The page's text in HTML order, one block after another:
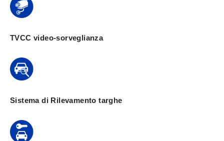
TVCC video-sorveglianza
Sistema di Rilevamento targhe